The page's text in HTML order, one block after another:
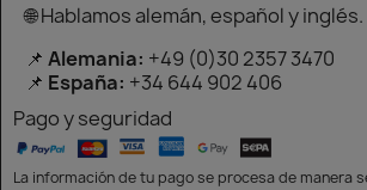
🌐 Hablamos alemán, español y inglés.
📌 Alemania: +49 (0)30 2357 3470
📌 España: +34 644 902 406
Pago y seguridad
La información de tu pago se procesa de manera